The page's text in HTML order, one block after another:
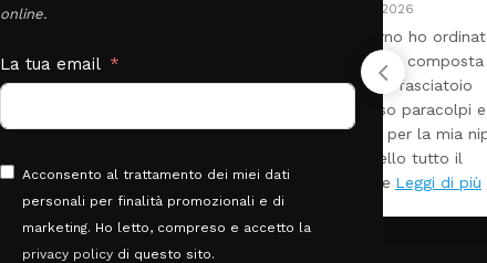
online.
La tua email
Acconsento al trattamento dei miei dati
personali per finalità promozionali e di
marketing. Ho letto, compreso e accetto la
privacy policy di questo sito.
lettino più fasciatoio
piumone per la mia nipotina
personale Leggi di più